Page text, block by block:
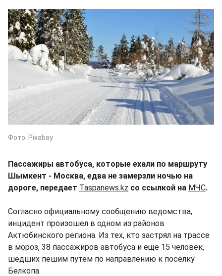
Фото: Pixabay
Пассажиры автобуса, которые ехали по маршруту
Шымкент - Москва, едва не замерзли ночью на
дороге, передает Taspanews.kz со ссылкой на МЧС.
Согласно официальному сообщению ведомства,
инцидент произошел в одном из районов
Актюбинского региона. Из тех, кто застрял на трассе
в мороз, 38 пассажиров автобуса и еще 15 человек,
шедших пешим путем по направлению к поселку
Белкопа.